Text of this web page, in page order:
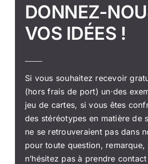
DONNEZ-
VOS IDÉES !
Si vous souhaitez recevoir
(hors frais de port) un·des
jeu de cartes, si vous êtes
des stéréotypes en matière de
ne se retrouveraient pas dans
pour toute question, remarque,
n’hésitez pas à prendre